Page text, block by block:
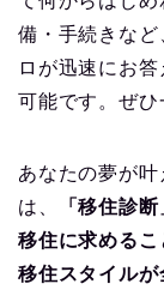
備・手続きな
ロが迅速にお
可能です。ぜひ
あなたの夢が
は、
「移住診断
移住に求めるこ
移住スタイルが